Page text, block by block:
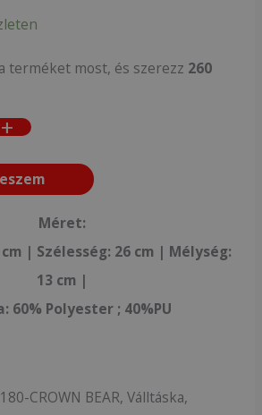
terméket most, és szerezz 260
+
Méret:
| Szélesség: 26 cm | Mélység:
13 cm |
60% Polyester ; 40%PU
CROWN BEAR, Válltáska,